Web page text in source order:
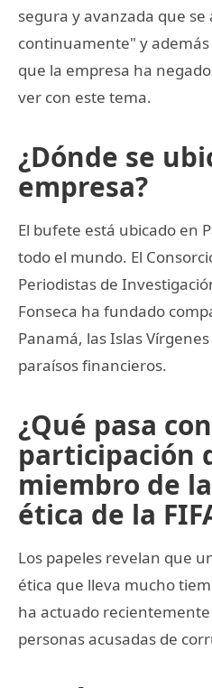
segura y avanzada que se
continuamente" y
que la empresa ha
ver con este tema.
¿Dónde se
empresa?
El bufete está ubicado en
todo el mundo. El
Periodistas de
Fonseca ha fundado
Panamá, las Islas
paraísos financieros.
¿Qué pasa
participación
miembro de
ética de la
Los papeles revelan que
ética que lleva mucho
ha actuado
personas acusadas de